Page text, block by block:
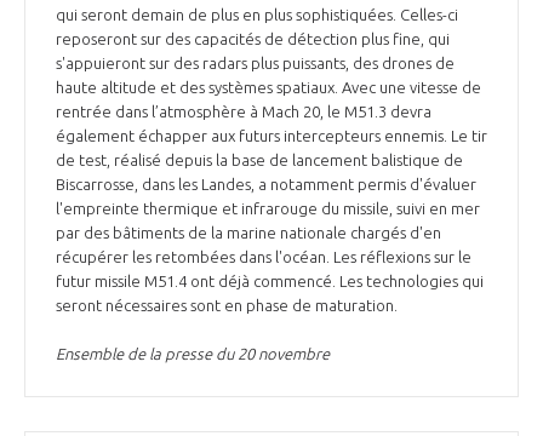
LA MÉDIATION AU-DELÀ DE LA FILIÈRE AÉRONAUTIQUE ET SPATIALE
PRENDRE CONTACT AVEC LE MÉDIATEUR DE LA FILIÈRE
LES ENJEUX
COMPÉTITIVITÉ
EMPLOI & FORMATION
ENVIRONNEMENT
INTERNATIONALISATION
LES PUBLICATIONS
DOCUMENTS & BROCHURES
RAPPORTS D'ACTIVITÉS
qui seront demain de plus en plus sophistiquées. Celles-ci
reposeront sur des capacités de détection plus fine, qui
s'appuieront sur des radars plus puissants, des drones de
haute altitude et des systèmes spatiaux. Avec une vitesse de
rentrée dans l’atmosphère à Mach 20, le M51.3 devra
également échapper aux futurs intercepteurs ennemis. Le tir
de test, réalisé depuis la base de lancement balistique de
Biscarrosse, dans les Landes, a notamment permis d'évaluer
l'empreinte thermique et infrarouge du missile, suivi en mer
par des bâtiments de la marine nationale chargés d'en
récupérer les retombées dans l'océan. Les réflexions sur le
futur missile M51.4 ont déjà commencé. Les technologies qui
seront nécessaires sont en phase de maturation.
Ensemble de la presse du 20 novembre